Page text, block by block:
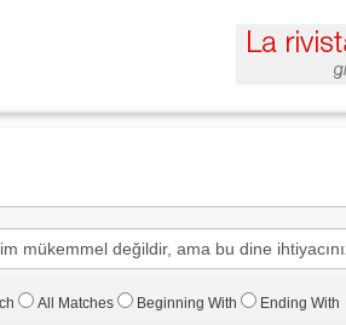
All Matches Beginning With Ending With